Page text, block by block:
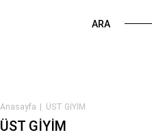
Anasayfa ÜST GİYİM
ÜST GİYİM